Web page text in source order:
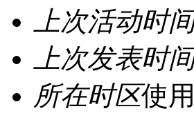
上次活动时
上次发表时
所在时区使